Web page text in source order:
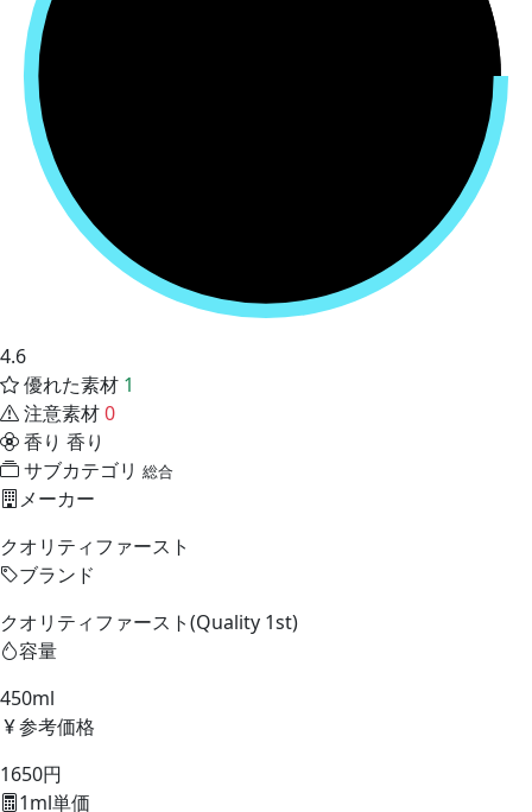
4.6
優れた素材 1
注意素材0
香り 香り
サブカテゴリ 総合
メーカー
クオリティファースト
ブランド
クオリティファースト(Quality 1st)
容量
450ml
参考価格
1650円
1ml単価